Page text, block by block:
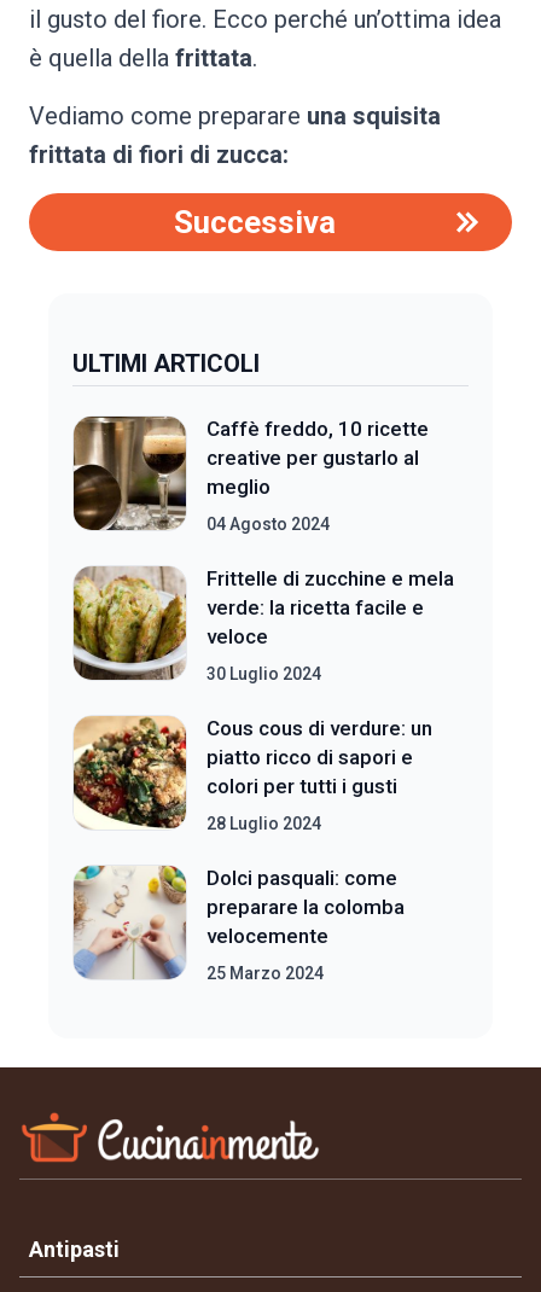
il gusto del fiore. Ecco perché un’ottima idea
è quella della frittata.
Vediamo come preparare una squisita
frittata di fiori di zucca:
Successiva
ULTIMI ARTICOLI
Caffè freddo, 10 ricette
creative per gustarlo al
meglio
04 Agosto 2024
Frittelle di zucchine e mela
verde: la ricetta facile e
veloce
30 Luglio 2024
Cous cous di verdure: un
piatto ricco di sapori e
colori per tutti i gusti
28 Luglio 2024
Dolci pasquali: come
preparare la colomba
velocemente
25 Marzo 2024
Antipasti